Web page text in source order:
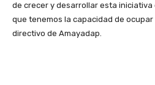
de crecer y desarrollar esta iniciativa
que tenemos la capacidad de ocupar
directivo de Amayadap.